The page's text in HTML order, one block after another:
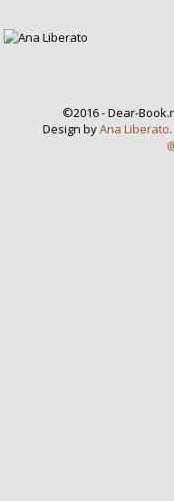
©2016 - Dear-
Design byAna Liberato